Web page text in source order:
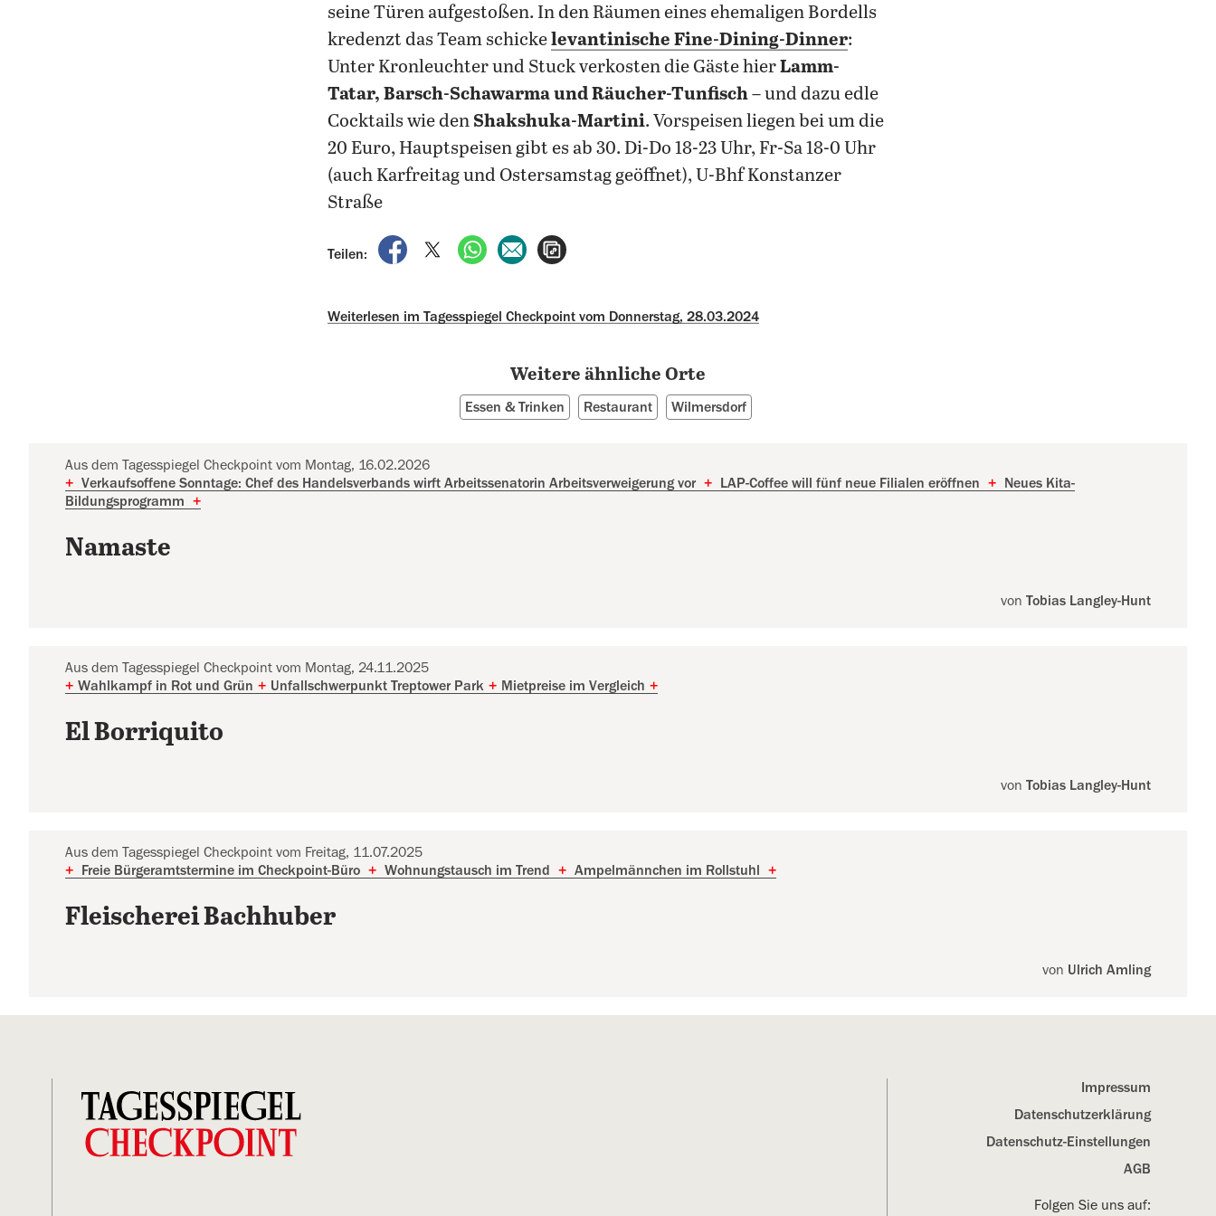
seine Türen aufgestoßen. In den Räumen eines ehemaligen Bordells
kredenzt das Team schickelevantinische Fine-Dining-Dinner:
Unter Kronleuchter und Stuck verkosten die Gäste hierLamm-
Tatar, Barsch-Schawarma und Räucher-Tunfisch– und dazu edle
Cocktails wie den Shakshuka-Martini. Vorspeisen liegen bei um die
20 Euro, Hauptspeisen gibt es ab 30. Di-Do 18-23 Uhr, Fr-Sa 18-0 Uhr
(auch Karfreitag und Ostersamstag geöffnet), U-Bhf Konstanzer
Straße
Teilen:
auf Facebook teilen
auf X teilenper WhatsApp teilen
per E-Mail teilen
Weiterlesen im Tagesspiegel Checkpoint vom Donnerstag, 28.03.2024
Weitere ähnliche Orte
Essen & Trinken Restaurant Wilmersdorf
Aus dem Tagesspiegel Checkpoint vom Montag, 16.02.2026
+ Verkaufsoffene Sonntage: Chef des Handelsverbands wirft Arbeitssenatorin Arbeitsverweigerung vor + LAP-Coffee will fünf neue Filialen eröffnen +
Neues Kita-
Bildungsprogramm
+
Namaste
von Tobias Langley-Hunt
Aus dem Tagesspiegel Checkpoint vom Montag, 24.11.2025
+ Wahlkampf in Rot und Grün + Unfallschwerpunkt Treptower Park + Mietpreise im Vergleich +
El Borriquito
von Tobias Langley-Hunt
Aus dem Tagesspiegel Checkpoint vom Freitag, 11.07.2025
+
Freie Bürgeramtstermine im Checkpoint-Büro + Wohnungstausch im Trend + Ampelmännchen im Rollstuhl +
Fleischerei Bachhuber
von Ulrich Amling
Impressum
Datenschutz­erklärung
Datenschutz-Einstellungen
AGB
Folgen Sie uns auf: